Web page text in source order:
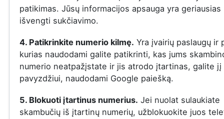
patikimas. Jūsų informacijos apsauga yra geriausias
išvengti sukčiavimo.
4. Patikrinkite numerio kilmę. Yra įvairių paslaugų ir
kurias naudodami galite patikrinti, kas jums
numerio neatpažįstate ir jis atrodo įtartinas, galite
pavyzdžiui, naudodami Google paiešką.
5. Blokuoti įtartinus numerius. Jei nuolat sulaukiate
skambučių iš įtartinų numerių, užblokuokite juos